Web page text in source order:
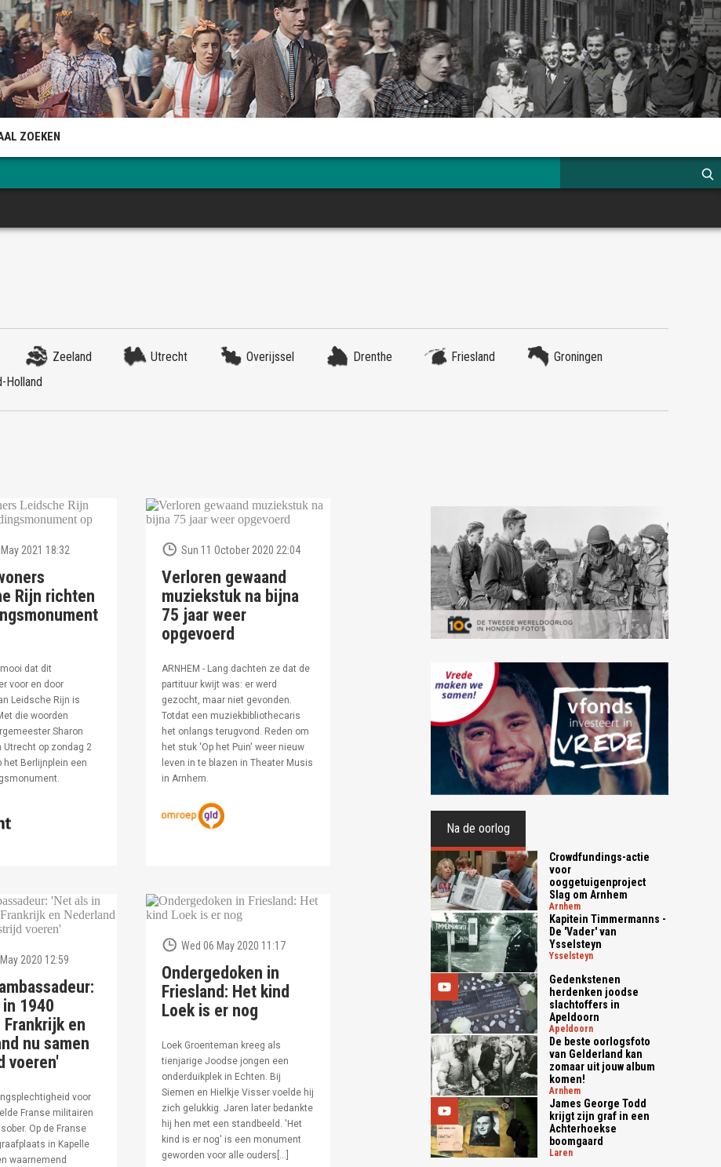
ZOEKEN
Zeeland Utrecht Overijssel Drenthe Friesland
Groningen
Holland
2021 18:32
Rijn richten
dat dit
voor en door
Leidsche Rijn is
die woorden
Sharon
Utrecht op zondag 2
het Berlijnplein een
Sun 11 October 2020 22:04
Verloren gewaand
muziekstuk na bijna
75 jaar weer
opgevoerd
ARNHEM - Lang dachten ze dat de
partituur kwijt was: er werd
gezocht, maar niet gevonden.
Totdat een muziekbibliothecaris
het onlangs terugvond. Reden om
het stuk 'Op het Puin' weer nieuw
leven in te blazen in Theater Musis
in Arnhem.
2020 12:59
1940
en
nu samen
voeren'
voor
Franse militairen
Op de Franse
in Kapelle
waarnemend
Wed 06 May 2020 11:17
Ondergedoken in
Friesland: Het kind
Loek is er nog
Loek Groenteman kreeg als
tienjarige Joodse jongen een
onderduikplek in Echten. Bij
Siemen en Hielkje Visser voelde hij
zich gelukkig. Jaren later bedankte
hij hen met een standbeeld. 'Het
kind is er nog' is een monument
geworden voor alle ouders[…]
Na de oorlog
Crowdfundings-actie
voor
ooggetuigenproject
Slag om Arnhem
arnhem
Kapitein Timmermanns -
De 'Vader' van
Ysselsteyn
ysselsteyn
Gedenkstenen
herdenken joodse
slachtoffers in
Apeldoorn
apeldoorn
De beste oorlogsfoto
van Gelderland kan
zomaar uit jouw album
komen!
arnhem
James George Todd
krijgt zijn graf in een
Achterhoekse
boomgaard
laren